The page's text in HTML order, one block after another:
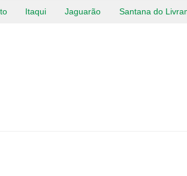
Itaqui Jaguarão Santana do